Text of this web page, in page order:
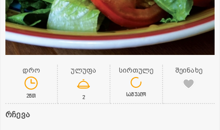
დრო
2წთ
ულუფა
2
სირთულე
საშუალო
შეინახე
რჩევა